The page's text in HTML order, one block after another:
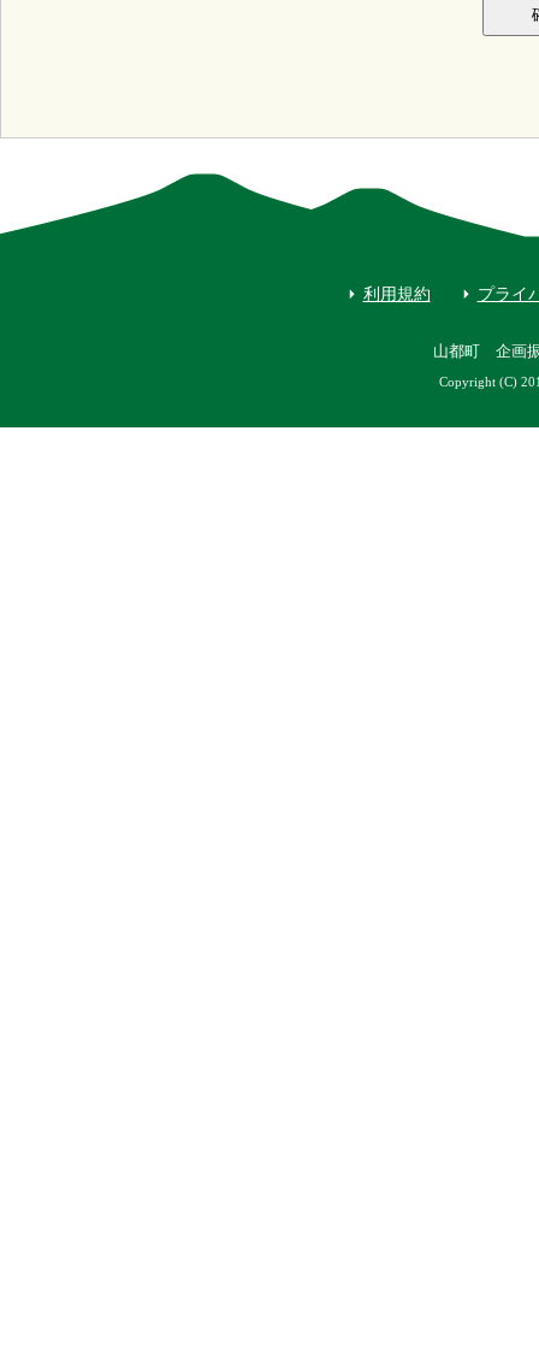
利用規約 プライ
山都町 企画
Copyright (C)